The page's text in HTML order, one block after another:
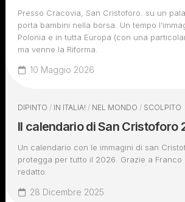
Presso Cracovia, San Cristoforo. su un
porta bambini nella borsa. Un tempo
Polonia e in tutta Europa (con una
ma venne la Riforma.
10 Maggio 2026
DIPINTO / IN ITALIA! / NEL MONDO / SCOLPITO
Il calendario di San Cristoforo
Un calendario con le immagini di san
protegga per tutto il 2026. Grazie a Franco
redatto.
28 Dicembre 2025